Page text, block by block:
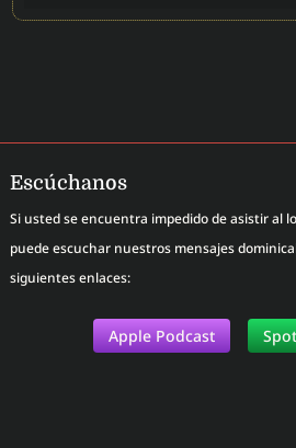
Escúchanos
Si usted se encuentra impedido de asistir al
puede escuchar nuestros mensajes
siguientes enlaces:
Apple Podcast